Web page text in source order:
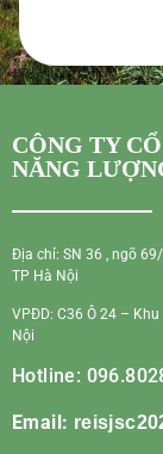
CÔNG TY
NĂNG
Địa chỉ: SN 36 , ngõ
TP Hà Nội
VPĐD: C36 Ô 24 –
Nội
Hotline:
Email: